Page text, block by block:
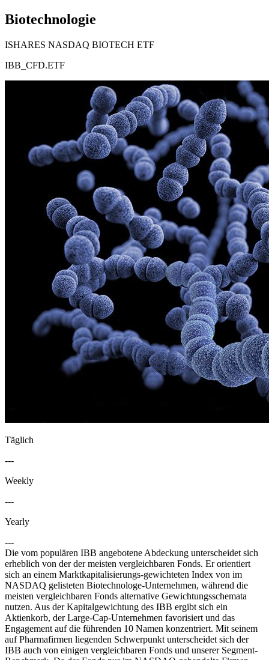
Biotechnologie
ISHARES NASDAQ BIOTECH ETF
IBB_CFD.ETF
Täglich
---
Weekly
---
Yearly
---
Die vom populären IBB angebotene Abdeckung unterscheidet sich
erheblich von der der meisten vergleichbaren Fonds. Er orientiert
sich an einem Marktkapitalisierungs-gewichteten Index von im
NASDAQ gelisteten Biotechnologe-Unternehmen, während die
meisten vergleichbaren Fonds alternative Gewichtungsschemata
nutzen. Aus der Kapitalgewichtung des IBB ergibt sich ein
Aktienkorb, der Large-Cap-Unternehmen favorisiert und das
Engagement auf die führenden 10 Namen konzentriert. Mit seinem
auf Pharmafirmen liegenden Schwerpunkt unterscheidet sich der
IBB auch von einigen vergleichbaren Fonds und unserer Segment-